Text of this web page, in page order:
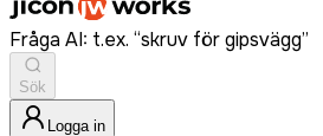
Fråga AI: t.ex. “skruv för gipsvägg”
Sök
Logga in